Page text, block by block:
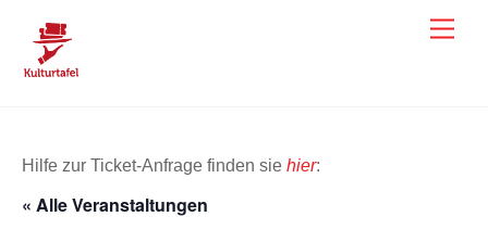
content
Hilfe zur Ticket-Anfrage finden sie hier:
« Alle Veranstaltungen